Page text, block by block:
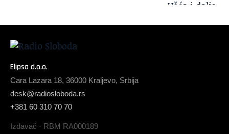
Elipsa d.o.o.
Cara Lazara 18, 36000 Kraljevo, Srbija
desk@radiosloboda.rs
+381 60 310 70 70
Izdavač · RBM RA000189